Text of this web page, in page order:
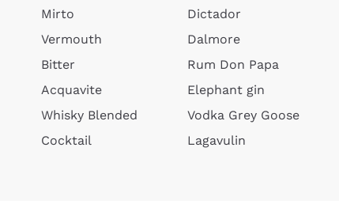
Mirto
Vermouth
Bitter
Acquavite
Whisky Blended
Cocktail
Dictador
Dalmore
Rum Don Papa
Elephant gin
Vodka Grey Goose
Lagavulin